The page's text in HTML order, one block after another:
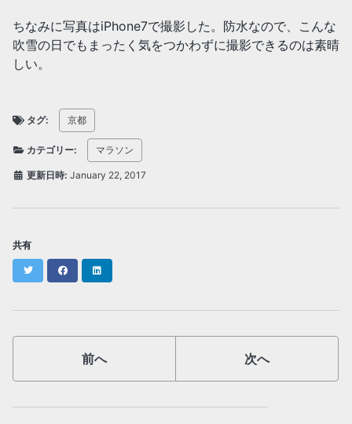
ちなみに写真はiPhone7で撮影した。防水なので、こんな
吹雪の日でもまったく気をつかわずに撮影できるのは素晴
しい。
タグ: 京都
カテゴリー: マラソン
更新日時: January 22, 2017
共有
Twitter Facebook
前へ 次へ